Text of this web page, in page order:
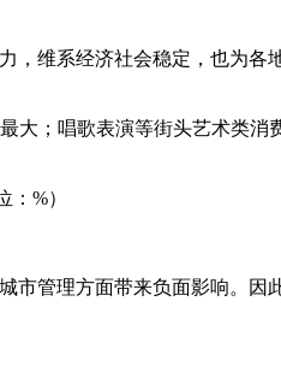
维系经济社会稳定，也为各
；唱歌表演等街头艺术类消
管理方面带来负面影响。因